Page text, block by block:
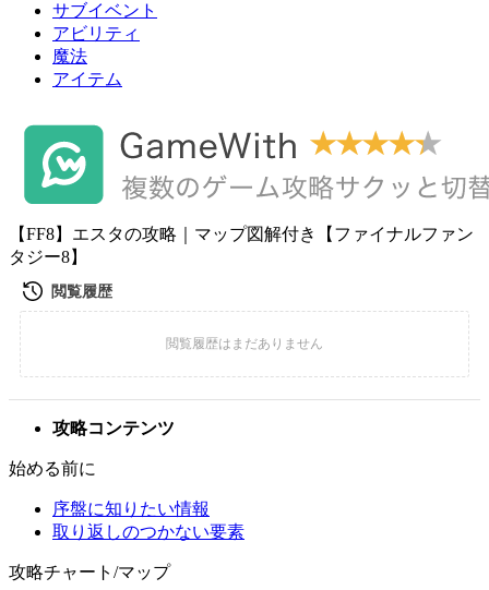
サブイベント
アビリティ
魔法
アイテム
【FF8】エスタの攻略｜マップ図解付き【ファイナルファン
タジー8】
攻略コンテンツ
始める前に
序盤に知りたい情報
取り返しのつかない要素
攻略チャート/マップ